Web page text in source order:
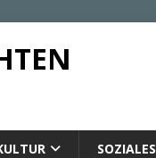
SOZIALES